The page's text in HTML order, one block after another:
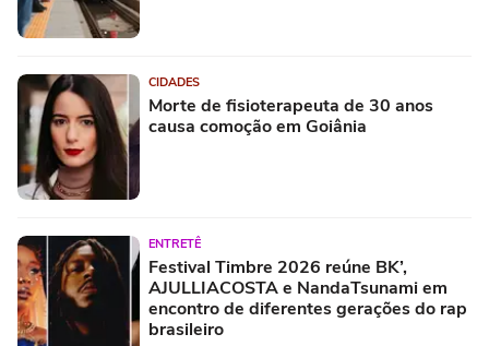
CIDADES
Morte de fisioterapeuta de 30 anos
causa comoção em Goiânia
ENTRETÊ
Festival Timbre 2026 reúne BK’,
AJULLIACOSTA e NandaTsunami em
encontro de diferentes gerações do rap
brasileiro